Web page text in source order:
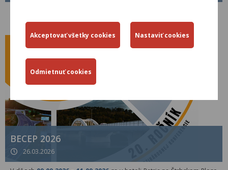
Ministerstva dopravy Slovenskej republiky.
BECEP 2026
26.03.2026